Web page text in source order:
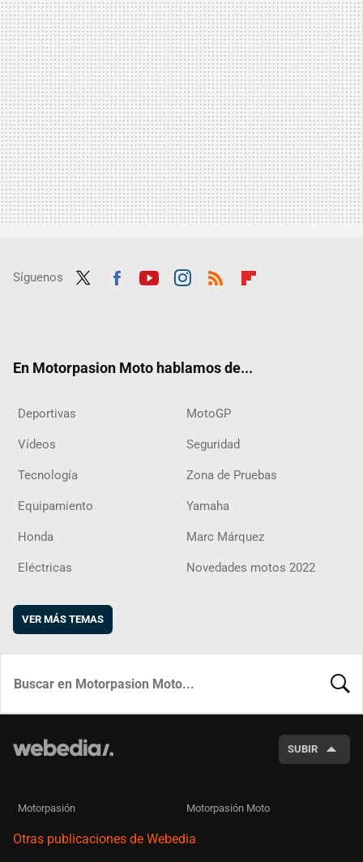
Síguenos
En Motorpasion Moto hablamos de...
Deportivas MotoGP
Vídeos Seguridad
Tecnología Zona de Pruebas
Equipamiento Yamaha
Honda Marc Márquez
Eléctricas Novedades motos 2022
VER MÁS TEMAS
SUBIR
Motorpasión Motorpasión Moto
Otras publicaciones de Webedia